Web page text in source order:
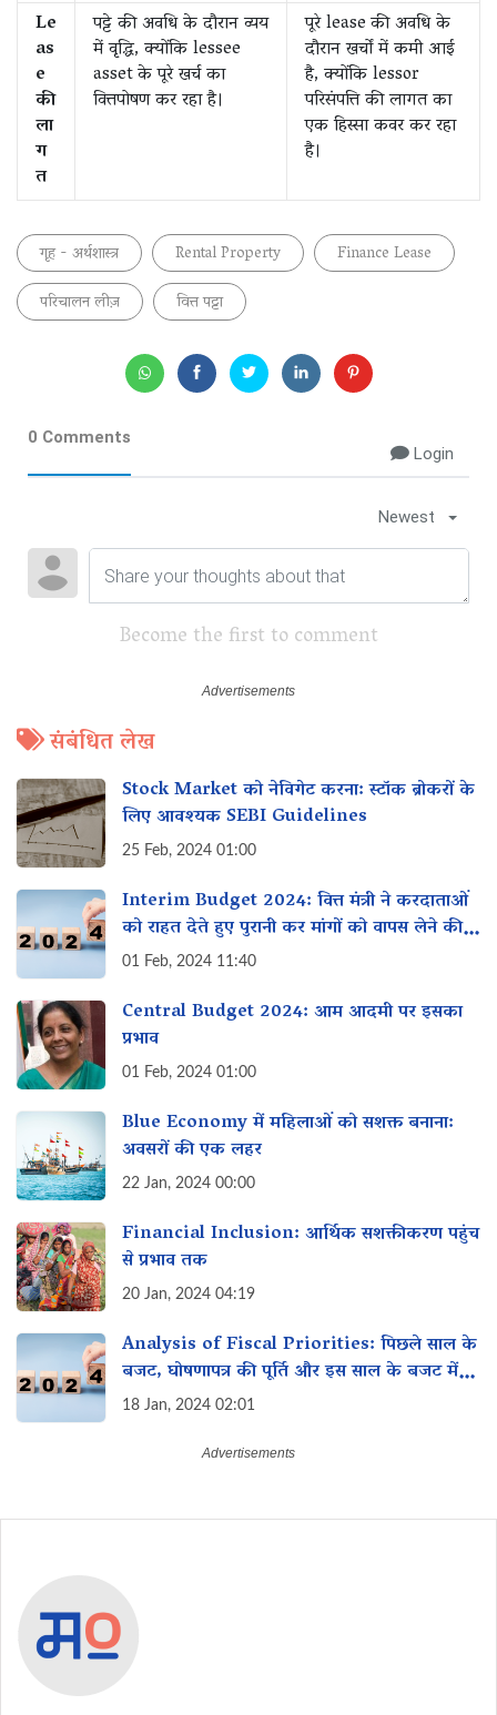
Le
as
e
की
ला
ग
त
पट्टे की अवधि के दौरान व्यय
में वृद्धि, क्योंकि lessee
asset के पूरे खर्च का
वित्तपोषण कर रहा है।
पूरे lease की अवधि के
दौरान खर्चों में कमी आई
है, क्योंकि lessor
परिसंपत्ति की लागत का
एक हिस्सा कवर कर रहा
है।
गृह - अर्थशास्त्र Rental Property
Finance Lease
परिचालन लीज़
वित्त पट्टा
0 Comments
Login
Newest
Become the first to comment
संबंधित लेख
Stock Market को नेविगेट करना: स्टॉक ब्रोकरों के
लिए आवश्यक SEBI Guidelines
25 Feb, 2024 01:00
Interim Budget 2024: वित्त मंत्री ने करदाताओं
को राहत देते हुए पुरानी कर मांगों को वापस लेने की
घोषणा की
01 Feb, 2024 11:40
Central Budget 2024: आम आदमी पर इसका
प्रभाव
01 Feb, 2024 01:00
Blue Economy में महिलाओं को सशक्त बनाना:
अवसरों की एक लहर
22 Jan, 2024 00:00
Financial Inclusion: आर्थिक सशक्तीकरण पहुंच
से प्रभाव तक
20 Jan, 2024 04:19
Analysis of Fiscal Priorities: पिछले साल के
बजट, घोषणापत्र की पूर्ति और इस साल के बजट में
महिलाओं के लिए विशेष इच्छा
18 Jan, 2024 02:01